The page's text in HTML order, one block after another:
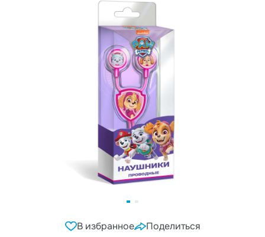
В избранное Поделиться